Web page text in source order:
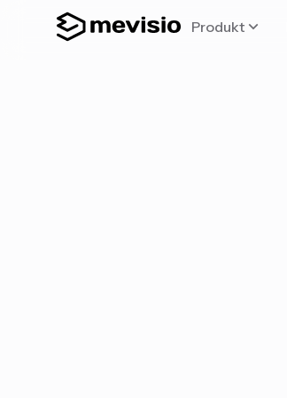
Produkt